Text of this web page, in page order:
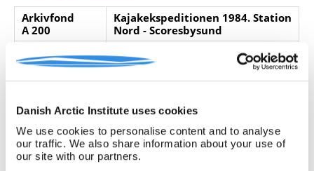
Danish Arctic Institute uses cookies
We use cookies to personalise content and to analyse
our traffic. We also share information about your use of
our site with our partners.
Arkivfond
A 200
Kajakekspeditionen 1984. Station
Nord - Scoresbysund
Arkivfonden indeholder en plan for
kajakekspeditionen fra Station Nord
Giver:
Accessionsdato: